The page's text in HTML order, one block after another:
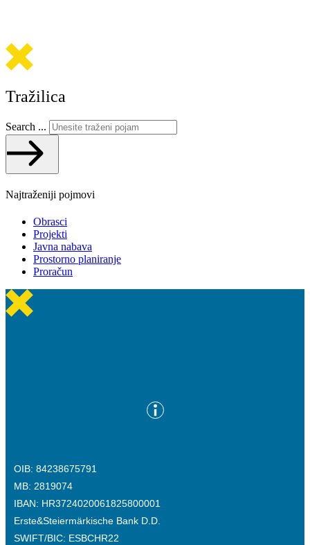
Tražilica
Search ...
Najtraženiji pojmovi
Obrasci
Projekti
Javna nabava
Prostorno planiranje
Proračun
OIB: 84238675791
MB: 2819074
IBAN: HR3724020061825800001
Erste&Steiermärkische Bank D.D.
SWIFT/BIC: ESBCHR22